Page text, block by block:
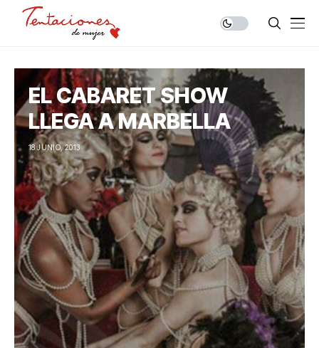
EL CABARET SHOW
LLEGA A MARBELLA
18 JUNIO, 2013